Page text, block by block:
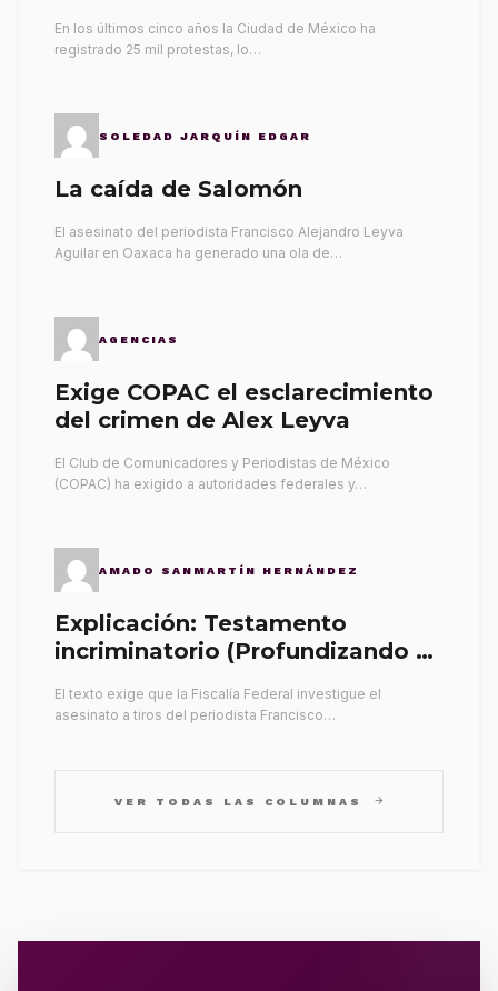
En los últimos cinco años la Ciudad de México ha
registrado 25 mil protestas, lo…
SOLEDAD JARQUÍN EDGAR
La caída de Salomón
El asesinato del periodista Francisco Alejandro Leyva
Aguilar en Oaxaca ha generado una ola de…
AGENCIAS
Exige COPAC el esclarecimiento
del crimen de Alex Leyva
El Club de Comunicadores y Periodistas de México
(COPAC) ha exigido a autoridades federales y…
AMADO SANMARTÍN HERNÁNDEZ
Explicación: Testamento
incriminatorio (Profundizando su
El texto exige que la Fiscalía Federal investigue el
asesinato a tiros del periodista Francisco…
VER TODAS LAS COLUMNAS arrow_forward